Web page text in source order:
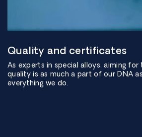
Quality and certificates
As experts in special alloys, aiming
quality is as much a part of our DNA
everything we do.